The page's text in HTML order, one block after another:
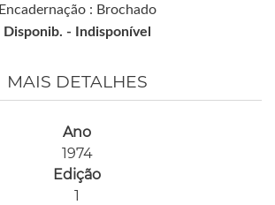
Encadernação : Brochado
Disponib. -
Indisponível
MAIS DETALHES
Ano
1974
Edição
1